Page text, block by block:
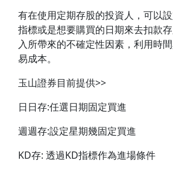
有在使用定期存股的投資人，可以
指標或是想要購買的日期來去扣款
入所帶來的不確定性因素，利用時
易成本。
玉山證券目前提供>>
日日存:任選日期固定買進
週週存:設定星期幾固定買進
KD存: 透過KD指標作為進場條件